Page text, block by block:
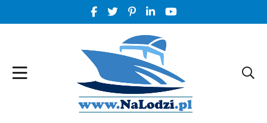
FACEBOOK SOCIAL LINK
TWITTER SOCIAL LINK
PINTEREST SOCIAL LINK
LINKEDIN SOCIAL LINK
YOUTUBE SOCIAL LINK